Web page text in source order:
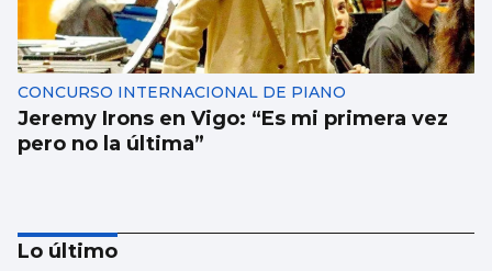
CONCURSO INTERNACIONAL DE PIANO
Jeremy Irons en Vigo: “Es mi primera vez
pero no la última”
Lo último